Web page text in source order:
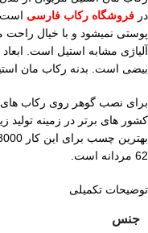
در فروشگاه رکاب فارسی
پوستی نمیشود و با خیال راحت
بیضی است. بدنه رکاب مان
برای نصب گوهر روی رکاب های
کشور های برتر در زمینه تولید
62 مردانه است.
توضیحات تکمیلی
جنس